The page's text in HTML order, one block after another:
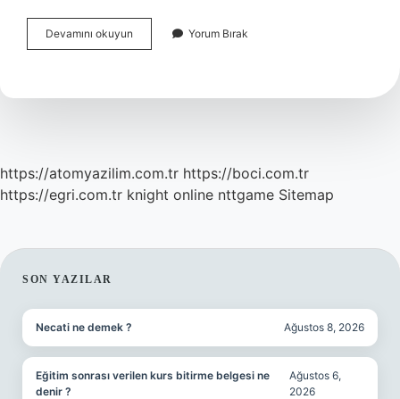
Devamını okuyun
A
Kolu
Yorum Bırak
https://atomyazilim.com.tr https://boci.com.tr
https://egri.com.tr knight online nttgame Sitemap
SIDEBAR
SON YAZILAR
Necati ne demek ? Ağustos 8, 2026
Eğitim sonrası verilen kurs bitirme belgesi ne
denir ?
Ağustos 6,
2026